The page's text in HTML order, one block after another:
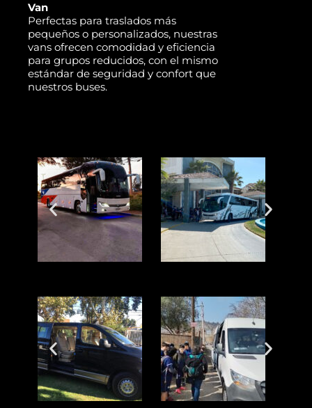
Van
Perfectas para traslados más
pequeños o personalizados, nuestras
vans ofrecen comodidad y eficiencia
para grupos reducidos, con el mismo
estándar de seguridad y confort que
nuestros buses.